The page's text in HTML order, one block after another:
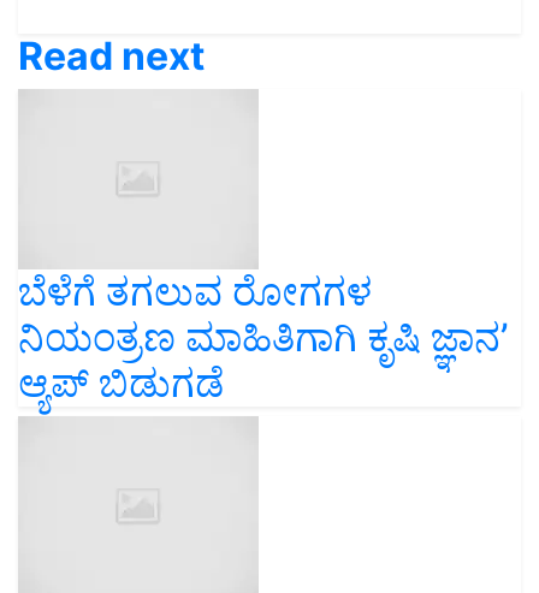
Read next
ಬೆಳೆಗೆ ತಗಲುವ ರೋಗಗಳ
ನಿಯಂತ್ರಣ ಮಾಹಿತಿಗಾಗಿ ಕೃಷಿ ಜ್ಞಾನ’
ಆ್ಯಪ್ ಬಿಡುಗಡೆ